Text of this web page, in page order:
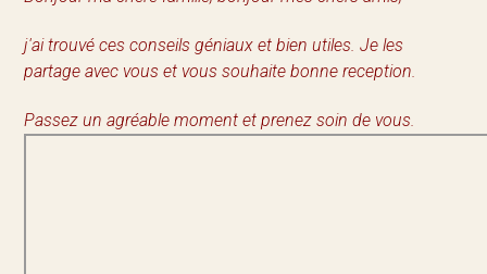
j'ai trouvé ces conseils géniaux et bien utiles. Je les
partage avec vous et vous souhaite bonne reception.
Passez un agréable moment et prenez soin de vous.